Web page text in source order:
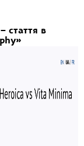
стаття в